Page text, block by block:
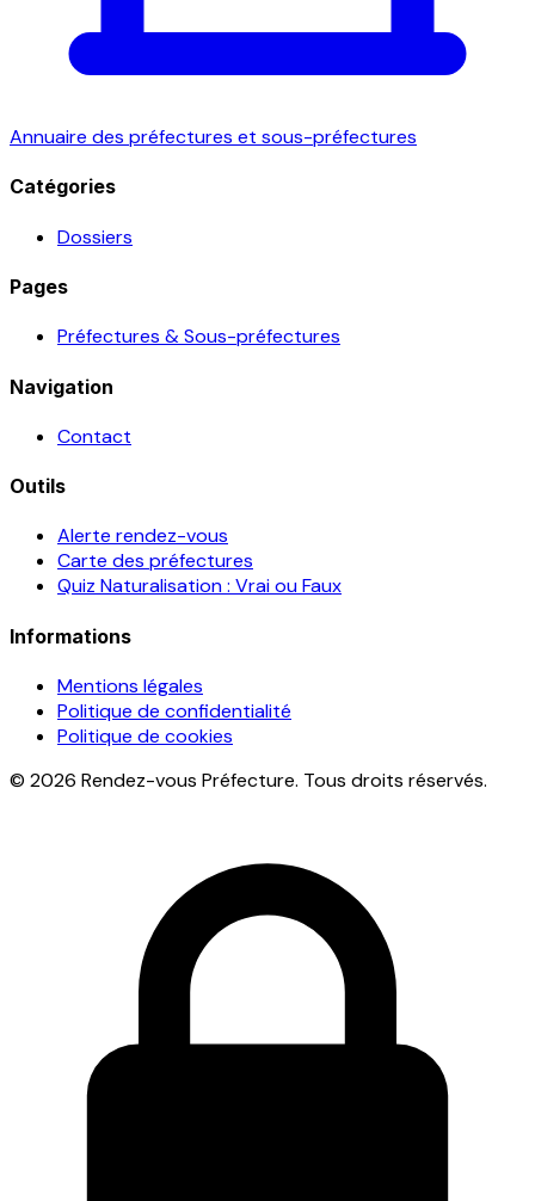
Annuaire des préfectures et sous-préfectures
Catégories
Dossiers
Pages
Préfectures & Sous-préfectures
Navigation
Contact
Outils
Alerte rendez-vous
Carte des préfectures
Quiz Naturalisation : Vrai ou Faux
Informations
Mentions légales
Politique de confidentialité
Politique de cookies
© 2026 Rendez-vous Préfecture. Tous droits réservés.